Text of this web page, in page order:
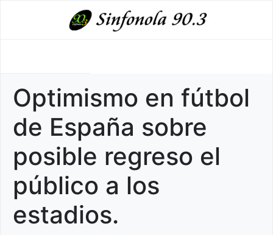
Optimismo en fútbol
de España sobre
posible regreso el
público a los
estadios.